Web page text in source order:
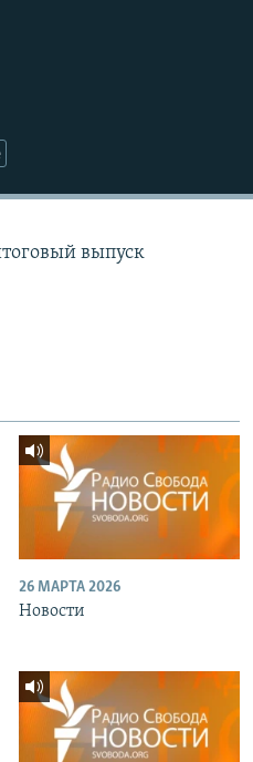
выпуск
26 МАРТА 2026
Новости